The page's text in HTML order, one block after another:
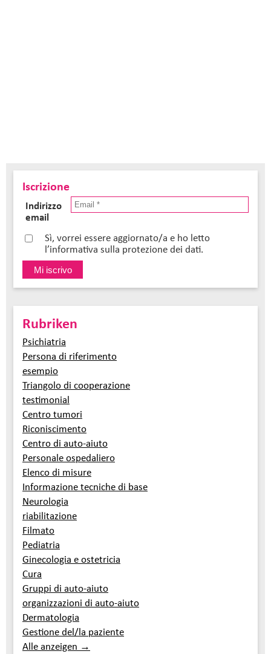
Iscrizione
Indirizzo
email
Sì, vorrei essere aggiornato/a e ho letto
l’informativa sulla protezione dei dati.
Rubriken
Psichiatria
Persona di riferimento
esempio
Triangolo di cooperazione
testimonial
Centro tumori
Riconiscimento
Centro di auto-aiuto
Personale ospedaliero
Elenco di misure
Informazione tecniche di base
Neurologia
riabilitazione
Filmato
Pediatria
Ginecologia e ostetricia
Cura
Gruppi di auto-aiuto
organizzazioni di auto-aiuto
Dermatologia
Gestione del/la paziente
Alle anzeigen →